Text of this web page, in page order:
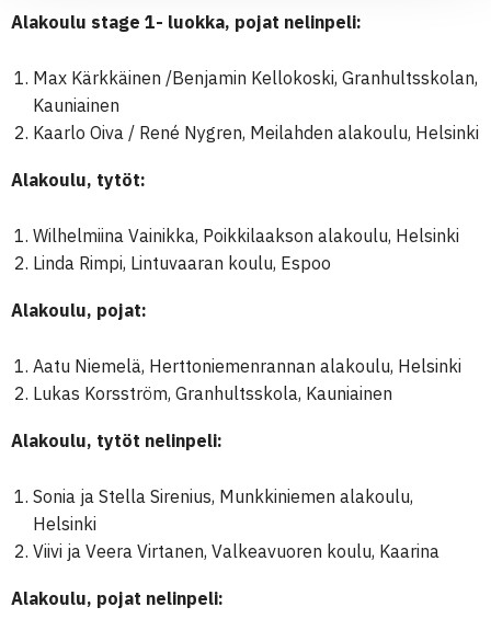
Alakoulu stage 1- luokka, pojat nelinpeli:
Max Kärkkäinen /Benjamin Kellokoski, Granhultsskolan,
Kauniainen
Kaarlo Oiva / René Nygren, Meilahden alakoulu, Helsinki
Alakoulu, tytöt:
Wilhelmiina Vainikka, Poikkilaakson alakoulu, Helsinki
Linda Rimpi, Lintuvaaran koulu, Espoo
Alakoulu, pojat:
Aatu Niemelä, Herttoniemenrannan alakoulu, Helsinki
Lukas Korsström, Granhultsskola, Kauniainen
Alakoulu, tytöt nelinpeli:
Sonia ja Stella Sirenius, Munkkiniemen alakoulu,
Helsinki
Viivi ja Veera Virtanen, Valkeavuoren koulu, Kaarina
Alakoulu, pojat nelinpeli: